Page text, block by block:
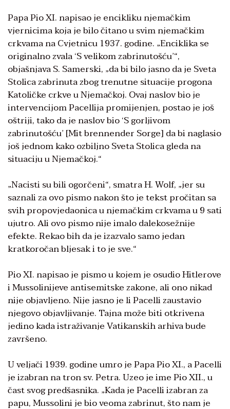
Papa Pio XI. napisao je encikliku njemačkim
vjernicima koja je bilo čitano u svim njemačkim
crkvama na Cvjetnicu 1937. godine. „Enciklika se
originalno zvala ‘S velikom zabrinutošću’“,
objašnjava S. Samerski, „da bi bilo jasno da je Sveta
Stolica zabrinuta zbog trenutne situacije progona
Katoličke crkve u Njemačkoj. Ovaj naslov bio je
intervencijom Pacellija promijenjen, postao je još
oštriji, tako da je naslov bio ‘S gorljivom
zabrinutošću’ [Mit brennender Sorge] da bi naglasio
još jednom kako ozbiljno Sveta Stolica gleda na
situaciju u Njemačkoj.“
„Nacisti su bili ogorčeni“, smatra H. Wolf, „jer su
saznali za ovo pismo nakon što je tekst pročitan sa
svih propovjedaonica u njemačkim crkvama u 9 sati
ujutro. Ali ovo pismo nije imalo dalekosežnije
efekte. Rekao bih da je izazvalo samo jedan
kratkoročan bljesak i to je sve.“
Pio XI. napisao je pismo u kojem je osudio Hitlerove
i Mussolinijeve antisemitske zakone, ali ono nikad
nije objavljeno. Nije jasno je li Pacelli zaustavio
njegovo objavljivanje. Tajna može biti otkrivena
jedino kada istraživanje Vatikanskih arhiva bude
završeno.
U veljači 1939. godine umro je Papa Pio XI., a Pacelli
je izabran na tron sv. Petra. Uzeo je ime Pio XII., u
čast svog predšasnika. „Kada je Pacelli izabran za
papu, Mussolini je bio veoma zabrinut, što nam je